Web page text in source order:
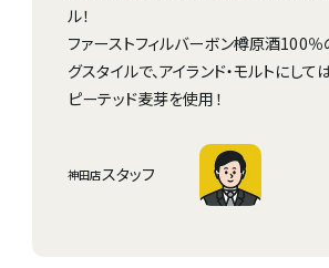
ル！
ファーストフィルバーボン樽原酒100％
グスタイルで、アイランド・モルトにして
ピーテッド麦芽を使用！
神田店スタッフ